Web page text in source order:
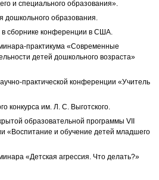
и специального образования».
дошкольного образования.
сборнике конференции в США.
практикума «Современные
детей дошкольного возраста»
практической конференции «Учитель
конкурса им. Л. С. Выготского.
образовательной программы VII
«Воспитание и обучение детей младшего
«Детская агрессия. Что делать?»